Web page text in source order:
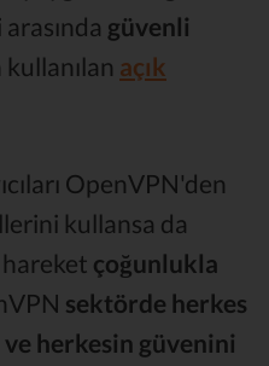
güvenli
kullanılan açık
OpenVPN'den
kullansa da
çoğunlukla
sektörde herkes
herkesin güvenini